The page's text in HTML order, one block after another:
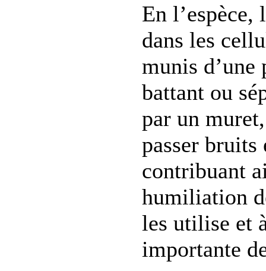
En l’espèce,
dans les
munis d’une
battant ou
par un
passer bruits
contribuant
humiliation
les utilise et
importante